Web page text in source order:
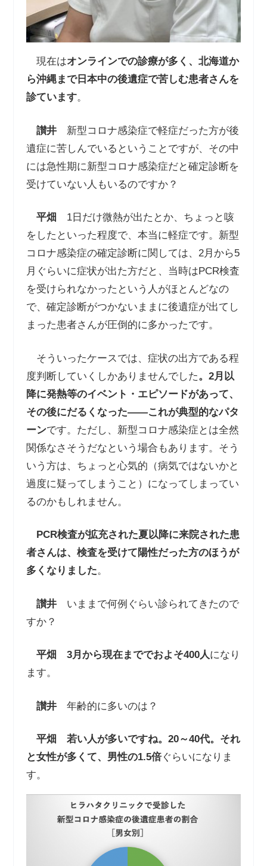
現在はオンラインでの診療が多く、北海道か
ら沖縄まで日本中の後遺症で苦しむ患者さんを
診ています。
讃井新型コロナ感染症で軽症だった方が後
遺症に苦しんでいるということですが、その中
には急性期に新型コロナ感染症だと確定診断を
受けていない人もいるのですか？
平畑 1日だけ微熱が出たとか、ちょっと咳
をしたといった程度で、本当に軽症です。新型
コロナ感染症の確定診断に関しては、2月から5
月ぐらいに症状が出た方だと、当時はPCR検査
を受けられなかったという人がほとんどなの
で、確定診断がつかないままに後遺症が出てし
まった患者さんが圧倒的に多かったです。
そういったケースでは、症状の出方である程
度判断していくしかありませんでした。 2月以
降に発熱等のイベント・エピソードがあって、
その後にだるくなった――これが典型的なパタ
ーンです。ただし、新型コロナ感染症とは全然
関係なさそうだなという場合もあります。そう
いう方は、ちょっと心気的（病気ではないかと
過度に疑ってしまうこと）になってしまってい
るのかもしれません。
PCR検査が拡充された夏以降に来院された患
者さんは、検査を受けて陽性だった方のほうが
多くなりました。
讃井いままで何例ぐらい診られてきたので
すか？
平畑 3月から現在まででおよそ400人になり
ます。
讃井年齢的に多いのは？
平畑 若い人が多いですね。 20～40代。それ
と女性が多くて、男性の1.5倍ぐらいになりま
す。